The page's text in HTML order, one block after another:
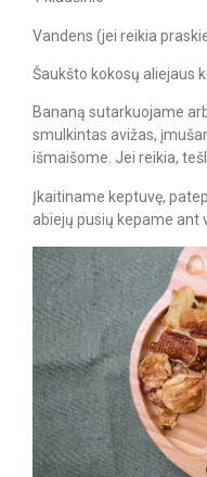
Vandens (jei reikia
Šaukšto kokosų aliejaus
Bananą sutarkuojame
smulkintas avižas,
išmaišome. Jei reikia,
Įkaitiname keptuvę,
abiejų pusių kepame ant